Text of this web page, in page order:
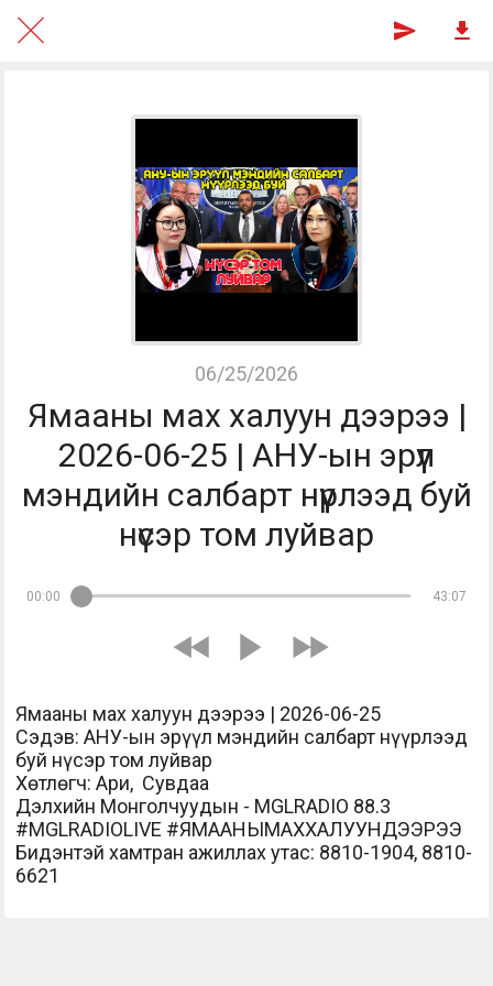
06/25/2026
Ямааны мах халуун дээрээ |
2026-06-25 | АНУ-ын эрүүл
мэндийн салбарт нүүрлээд буй
нүсэр том луйвар
00:00 43:07
Ямааны мах халуун дээрээ | 2026-06-25
Сэдэв: АНУ-ын эрүүл мэндийн салбарт нүүрлээд
буй нүсэр том луйвар
Хөтлөгч: Ари, Сувдаа
Дэлхийн Монголчуудын - MGLRADIO 88.3
#MGLRADIOLIVE #ЯМААНЫМАХХАЛУУНДЭЭРЭЭ
Бидэнтэй хамтран ажиллах утас: 8810-1904, 8810-
6621